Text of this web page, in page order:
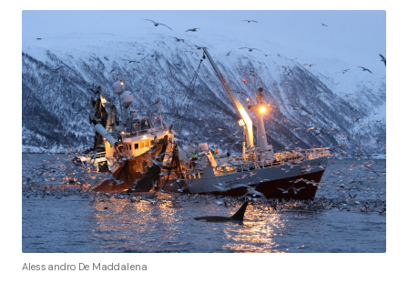
Alessandro De Maddalena